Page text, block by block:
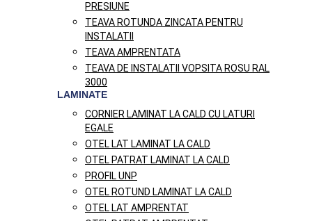
PRESIUNE
TEAVA ROTUNDA ZINCATA PENTRU
INSTALATII
TEAVA AMPRENTATA
TEAVA DE INSTALATII VOPSITA ROSU RAL
3000
LAMINATE
CORNIER LAMINAT LA CALD CU LATURI
EGALE
OTEL LAT LAMINAT LA CALD
OTEL PATRAT LAMINAT LA CALD
PROFIL UNP
OTEL ROTUND LAMINAT LA CALD
OTEL LAT AMPRENTAT